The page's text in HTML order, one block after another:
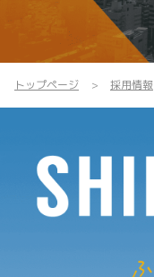
トップページ 採用情報